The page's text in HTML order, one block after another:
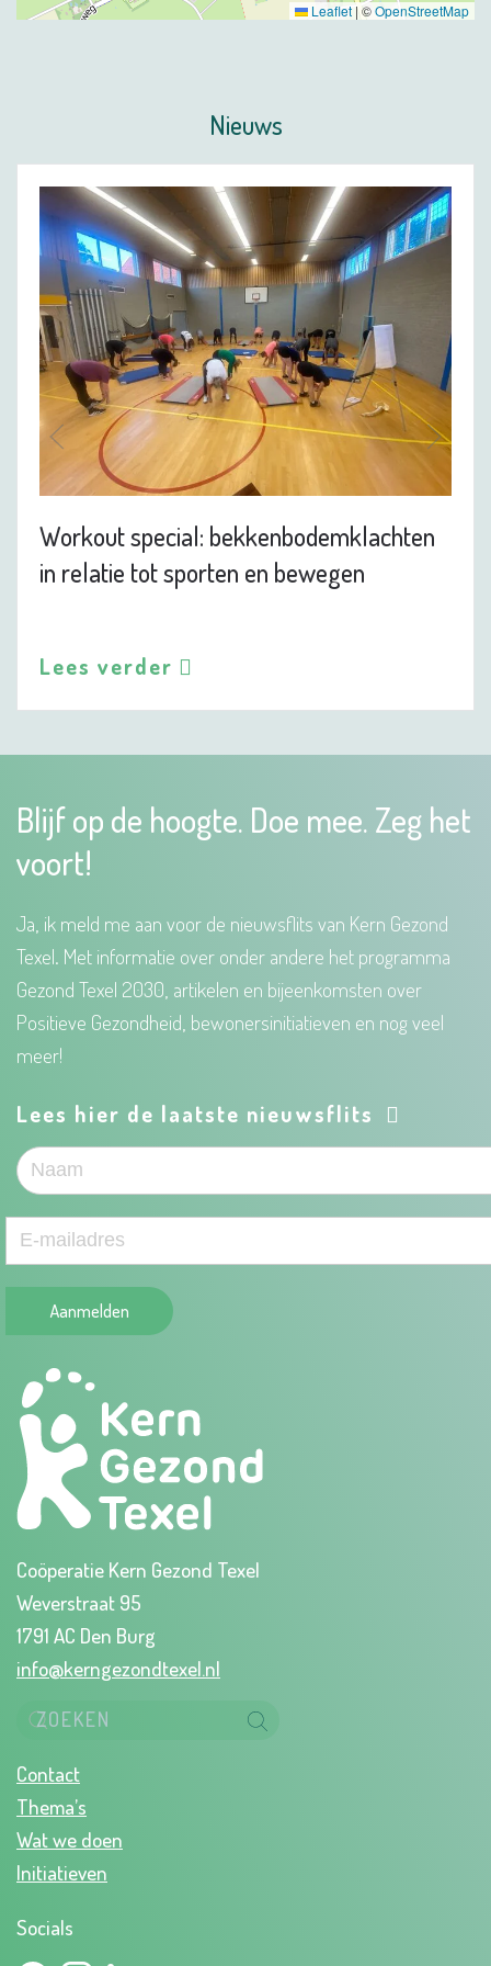
Leaflet| ©OpenStreetMap
Nieuws
Workout special: bekkenbodemklachten
in relatie tot sporten en bewegen
Lees verder
Blijf op de hoogte. Doe mee. Zeg het
voort!
Ja, ik meld me aan voor de nieuwsflits van Kern Gezond
Texel. Met informatie over onder andere het programma
Gezond Texel 2030, artikelen en bijeenkomsten over
Positieve Gezondheid, bewonersinitiatieven en nog veel
meer!
Lees hier de laatste nieuwsflits
Aanmelden
Coöperatie Kern Gezond Texel
Weverstraat 95
1791 AC Den Burg
info@kerngezondtexel.nl
Contact
Thema’s
Wat we doen
Initiatieven
Socials